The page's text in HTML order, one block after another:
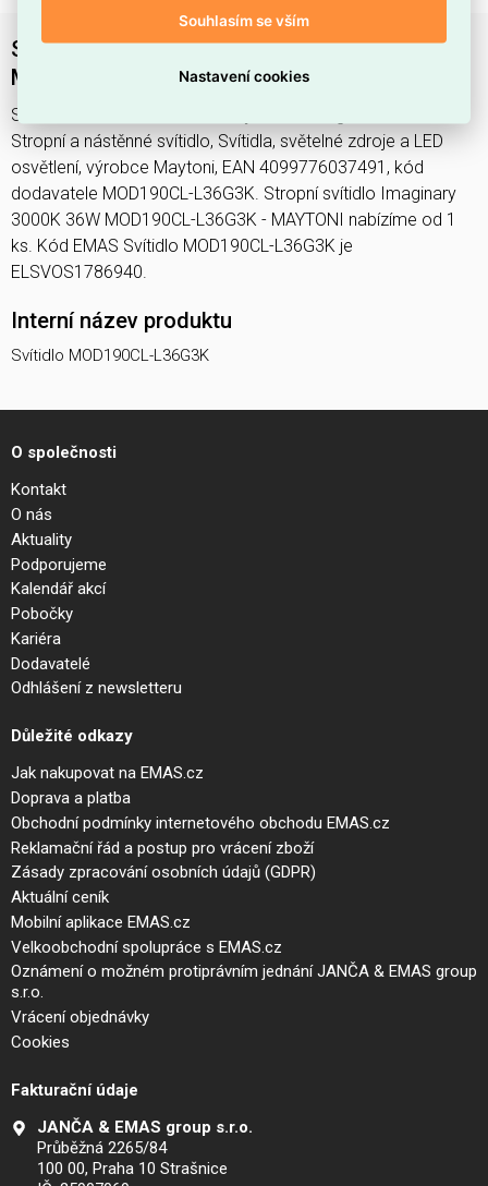
Stropní svítidlo Imaginary 3000K 36W
MOD190CL-L36G3K - MAYTONI
Svítidlo MOD190CL-L36G3K najdete v kategoriích Svítidla,
Stropní a nástěnné svítidlo, Svítidla, světelné zdroje a LED
osvětlení, výrobce Maytoni, EAN 4099776037491, kód
dodavatele MOD190CL-L36G3K. Stropní svítidlo Imaginary
3000K 36W MOD190CL-L36G3K - MAYTONI nabízíme od 1
ks. Kód EMAS Svítidlo MOD190CL-L36G3K je
ELSVOS1786940.
Interní název produktu
Svítidlo MOD190CL-L36G3K
O společnosti
Kontakt
O nás
Aktuality
Podporujeme
Kalendář akcí
Pobočky
Kariéra
Dodavatelé
Odhlášení z newsletteru
Důležité odkazy
Jak nakupovat na EMAS.cz
Doprava a platba
Obchodní podmínky internetového obchodu EMAS.cz
Reklamační řád a postup pro vrácení zboží
Zásady zpracování osobních údajů (GDPR)
Aktuální ceník
Mobilní aplikace EMAS.cz
Velkoobchodní spolupráce s EMAS.cz
Oznámení o možném protiprávním jednání JANČA & EMAS group
s.r.o.
Vrácení objednávky
Cookies
Fakturační údaje
JANČA & EMAS group s.r.o.
Průběžná 2265/84
100 00, Praha 10 Strašnice
Souhlasím se vším
Nastavení cookies